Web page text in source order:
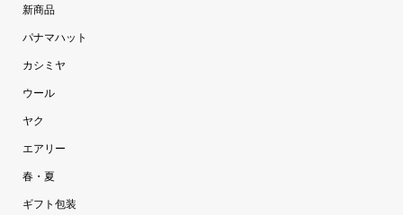
新商品
パナマハット
カシミヤ
ウール
ヤク
エアリー
春・夏
ギフト包装